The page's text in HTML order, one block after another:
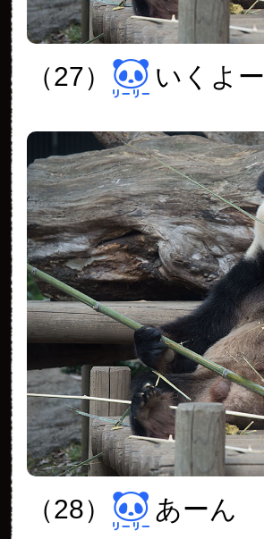
（27） いくよー
（28） あーん